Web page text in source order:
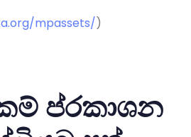
mpassets/)
ප්රකාශන